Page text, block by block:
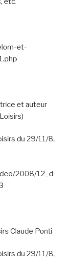
et-
et auteur
du 29/11/8,
2008/12_d
Claude Ponti
du 29/11/8,